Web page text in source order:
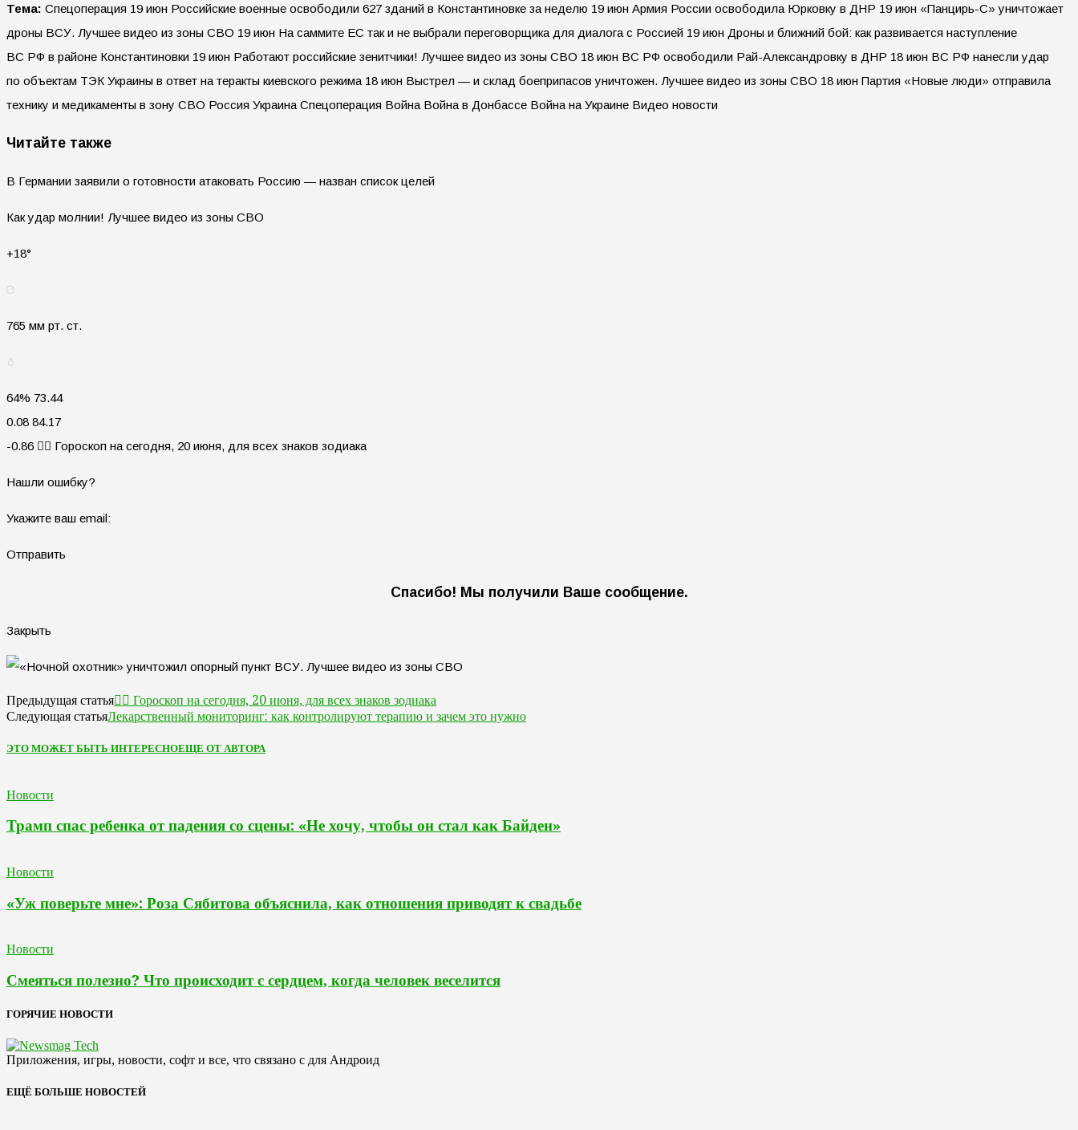
Тема: Спецоперация 19 июн Российские военные освободили 627 зданий в Константиновке за неделю 19 июн Армия России освободила Юрковку в ДНР 19 июн «Панцирь-С» уничтожает
дроны ВСУ. Лучшее видео из зоны СВО 19 июн На саммите ЕС так и не выбрали переговорщика для диалога с Россией 19 июн Дроны и ближний бой: как развивается наступление
ВС РФ в районе Константиновки 19 июн Работают российские зенитчики! Лучшее видео из зоны СВО 18 июн ВС РФ освободили Рай-Александровку в ДНР 18 июн ВС РФ нанесли удар
по объектам ТЭК Украины в ответ на теракты киевского режима 18 июн Выстрел — и склад боеприпасов уничтожен. Лучшее видео из зоны СВО 18 июн Партия «Новые люди» отправила
технику и медикаменты в зону СВО Россия Украина Спецоперация Война Война в Донбассе Война на Украине Видео новости
Читайте также
В Германии заявили о готовности атаковать Россию — назван список целей
Как удар молнии! Лучшее видео из зоны СВО
+18°
765 мм рт. ст.
64% 73.44
0.08 84.17
-0.86 🧙‍♀ Гороскоп на сегодня, 20 июня, для всех знаков зодиака
Нашли ошибку?
Укажите ваш email:
Отправить
Спасибо! Мы получили Ваше сообщение.
Закрыть
Предыдущая статья🧙‍♀ Гороскоп на сегодня, 20 июня, для всех знаков зодиака
Следующая статьяЛекарственный мониторинг: как контролируют терапию и зачем это нужно
ЭТО МОЖЕТ БЫТЬ ИНТЕРЕСНОЕЩЕ ОТ АВТОРА
Новости
Трамп спас ребенка от падения со сцены: «Не хочу, чтобы он стал как Байден»
Новости
«Уж поверьте мне»: Роза Сябитова объяснила, как отношения приводят к свадьбе
Новости
Смеяться полезно? Что происходит с сердцем, когда человек веселится
ГОРЯЧИЕ НОВОСТИ
Приложения, игры, новости, софт и все, что связано с для Андроид
ЕЩЁ БОЛЬШЕ НОВОСТЕЙ